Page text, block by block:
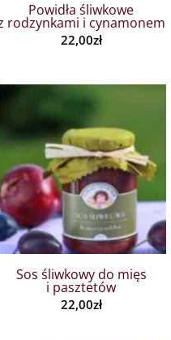
Powidła śliwkowe
rodzynkami i cynamonem
22,00zł
Sos śliwkowy do mięs
i pasztetów
22,00zł